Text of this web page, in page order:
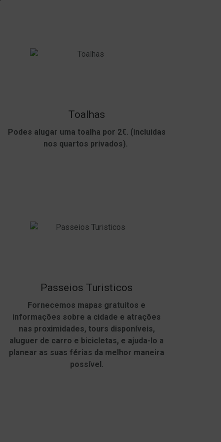
Toalhas
Podes alugar uma toalha por 2€. (incluidas
nos quartos privados).
Passeios Turisticos
Fornecemos mapas gratuitos e
informações sobre a cidade e atrações
nas proximidades, tours disponíveis,
aluguer de carro e bicicletas, e ajuda-lo a
planear as suas férias da melhor maneira
possível.